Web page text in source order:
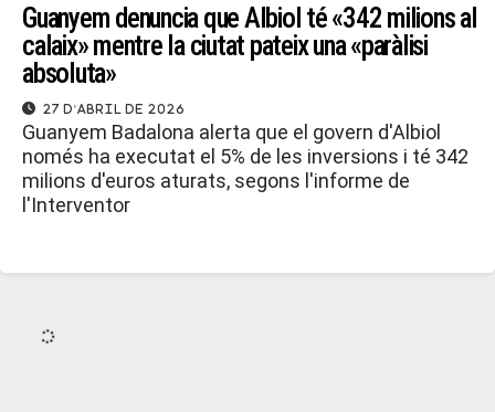
Guanyem denuncia que Albiol té «342 milions al
calaix» mentre la ciutat pateix una «paràlisi
absoluta»
27 d'abril de 2026
Guanyem Badalona alerta que el govern d'Albiol
només ha executat el 5% de les inversions i té 342
milions d'euros aturats, segons l'informe de
l'Interventor